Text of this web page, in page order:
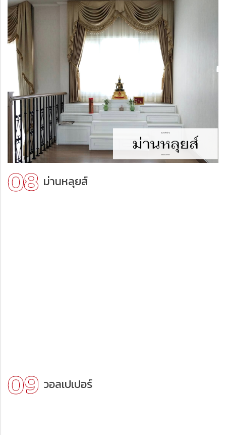
ม่านหลุยส์
วอลเปเปอร์